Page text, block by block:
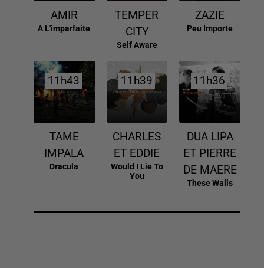
AMIR
A L'imparfaite
TEMPER
CITY
Self Aware
ZAZIE
Peu Importe
11h43
11h43
TAME
IMPALA
Dracula
11h39
11h39
CHARLES
ET EDDIE
Would I Lie To
You
11h36
11h36
DUA LIPA
ET PIERRE
DE MAERE
These Walls